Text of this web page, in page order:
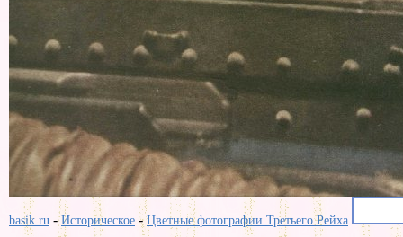
basik.ru -Историческое -Цветные фотографии Третьего Рейха